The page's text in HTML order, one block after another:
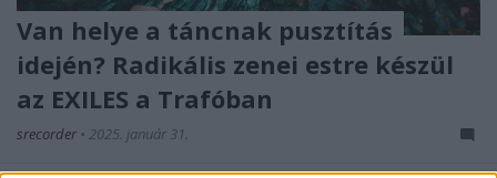
Van helye a táncnak pusztítás
idején? Radikális zenei estre készül
az EXILES a Trafóban
srecorder • 2025. január 31.